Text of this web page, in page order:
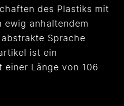
des Plastiks mit
ewig anhaltendem
Sprache
ist ein
einer Länge von 106